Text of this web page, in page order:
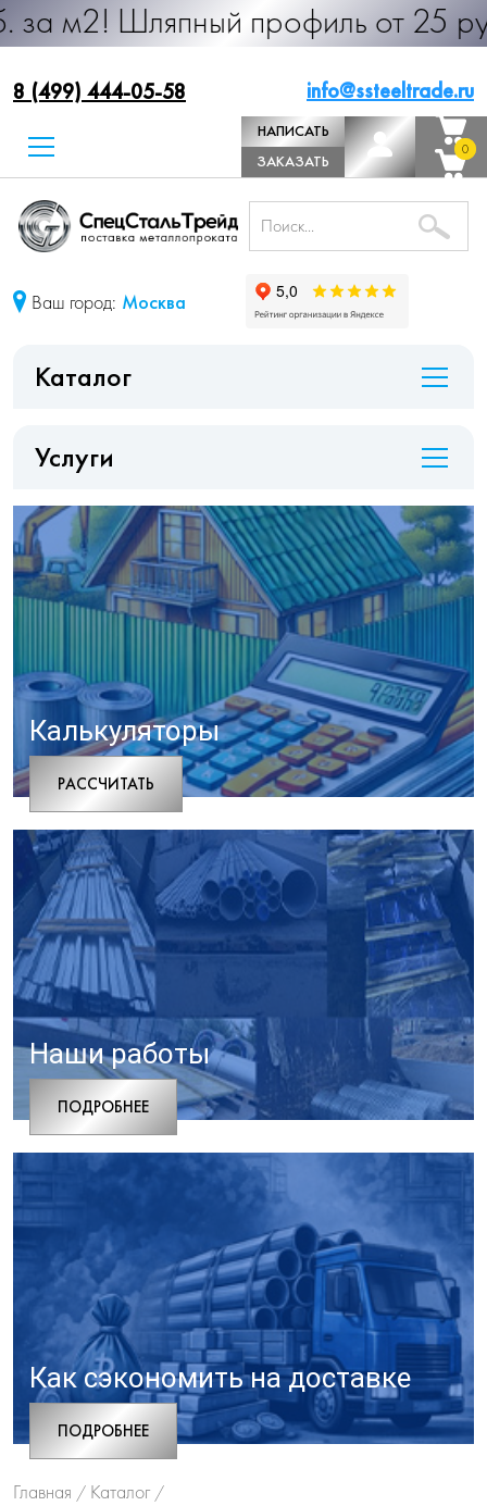
профиль от 25 руб. за
8 (499) 444-05-58 info@ssteeltrade.ru
НАПИСАТЬ
ДИРЕКТОРУ
ЗАКАЗАТЬ
ЗВОНОК
0
0
Ваш город: Москва
Каталог
Услуги
Калькуляторы
РАCСЧИТАТЬ
Наши работы
ПОДРОБНЕЕ
Как сэкономить на доставке
ПОДРОБНЕЕ
Главная / Каталог /